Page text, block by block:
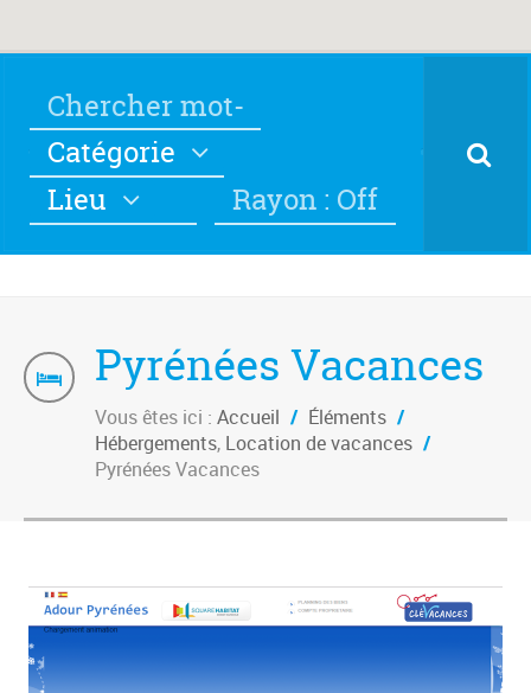
Catégorie
Lieu
Rayon : Off
Pyrénées Vacances
Vous êtes ici : Accueil / Éléments /
Hébergements, Location de vacances /
Pyrénées Vacances